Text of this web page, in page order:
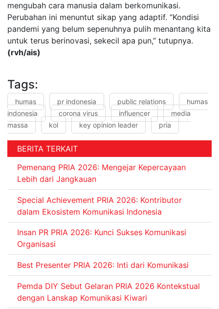
mengubah cara manusia dalam berkomunikasi.
Perubahan ini menuntut sikap yang adaptif. “Kondisi
pandemi yang belum sepenuhnya pulih menantang kita
untuk terus berinovasi, sekecil apa pun,” tutupnya.
(rvh/ais)
Tags:
humas pr indonesia public relations
humas
indonesia
corona virus influencer
media
massa
kol key opinion leader pria
BERITA TERKAIT
Pemenang PRIA 2026: Mengejar Kepercayaan
Lebih dari Jangkauan
Special Achievement PRIA 2026: Kontributor
dalam Ekosistem Komunikasi Indonesia
Insan PR PRIA 2026: Kunci Sukses Komunikasi
Organisasi
Best Presenter PRIA 2026: Inti dari Komunikasi
Pemda DIY Sebut Gelaran PRIA 2026 Kontekstual
dengan Lanskap Komunikasi Kiwari